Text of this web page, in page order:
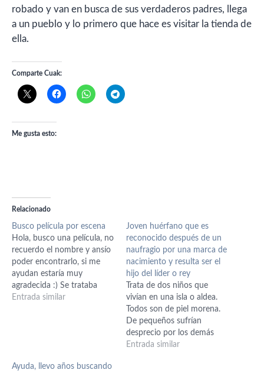
robado y van en busca de sus verdaderos padres, llega
a un pueblo y lo primero que hace es visitar la tienda de
ella.
Comparte Cuak:
Me gusta esto:
Relacionado
Busco película por escena
Hola, busco una película, no
recuerdo el nombre y ansío
poder encontrarlo, si me
ayudan estaría muy
agradecida :) Se trataba
sobre un hombre que
Antes de que eso ocurriera
Entrada similar
Joven huérfano que es
reconocido después de un
naufragio por una marca de
nacimiento y resulta ser el
hijo del líder o rey
Trata de dos niños que
vivían en una isla o aldea.
Todos son de piel morena.
De pequeños sufrían
desprecio por los demás
niños de su edad, el niño
Entrada similar
Ayuda, llevo años buscando